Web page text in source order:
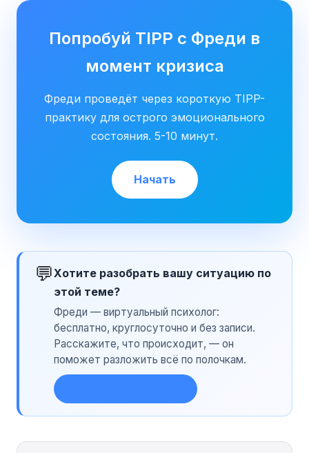
Попробуй TIPP с Фреди в
момент кризиса
Фреди проведёт через короткую TIPP-
практику для острого эмоционального
состояния. 5-10 минут.
Начать
💬Хотите разобрать вашу ситуацию по
этой теме?
Фреди — виртуальный психолог:
бесплатно, круглосуточно и без записи.
Расскажите, что происходит, — он
поможет разложить всё по полочкам.